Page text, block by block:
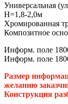
Универсальная
H=1,8-2,0м
Хромированная
Композитное
Информ. поле
Информ. поле
Размер
желанию
Конструкция